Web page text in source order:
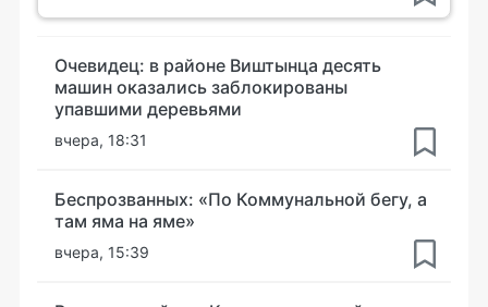
Очевидец: в районе Виштынца десять
машин оказались заблокированы
упавшими деревьями
вчера, 18:31
Беспрозванных: «По Коммунальной бегу, а
там яма на яме»
вчера, 15:39